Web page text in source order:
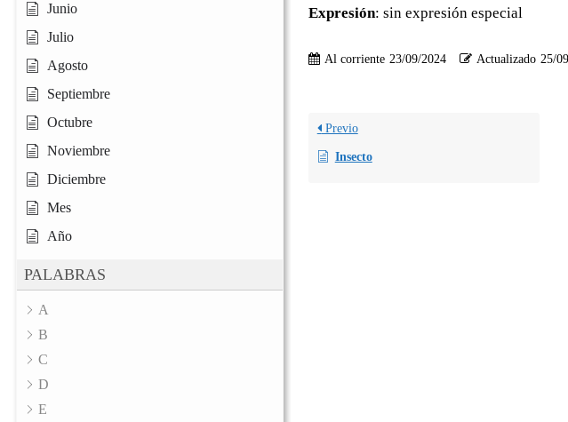
Junio
Julio
Agosto
Septiembre
Octubre
Noviembre
Diciembre
Mes
Año
PALABRAS
A
B
C
D
E
Expresión: sin expresión especial
Al corriente 23/09/2024 Actualizado 25/
Previo
Insecto